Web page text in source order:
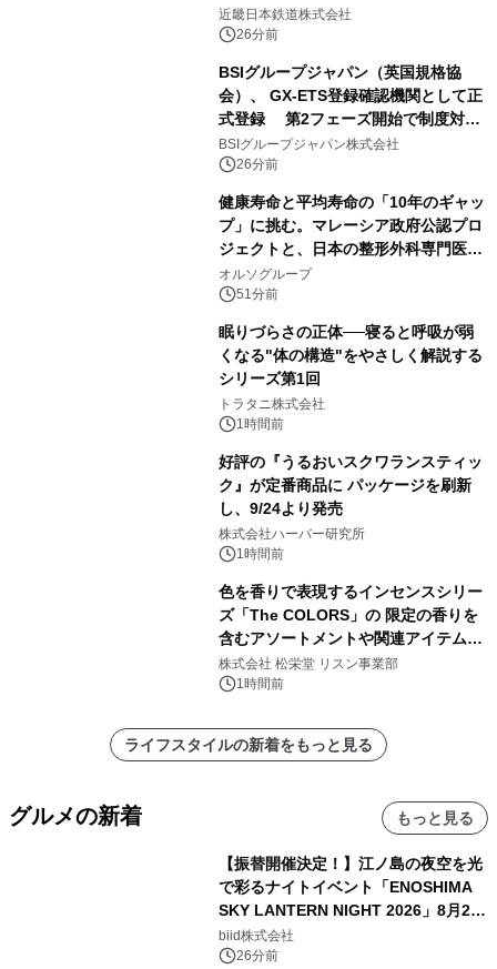
近畿日本鉄道株式会社
26分前
BSIグループジャパン（英国規格協
会）、 GX-ETS登録確認機関として正
式登録 第2フェーズ開始で制度対応
が義務化、 企業の対応はどう変わるの
か？ 法的拘束力をもつGX-ETSの実
動画を公開中
BSIグループジャパン株式会社
26分前
健康寿命と平均寿命の「10年のギャッ
プ」に挑む。マレーシア政府公認プロ
ジェクトと、日本の整形外科専門医が
サステナブルな「エシカル・ツバメの
巣」の共同臨床検証を開始
オルソグループ
51分前
眠りづらさの正体──寝ると呼吸が弱
くなる"体の構造"をやさしく解説する
シリーズ第1回
トラタニ株式会社
1時間前
好評の『うるおいスクワランスティッ
ク』が定番商品に パッケージを刷新
し、9/24より発売
株式会社ハーバー研究所
1時間前
色を香りで表現するインセンスシリー
ズ「The COLORS」の 限定の香りを
含むアソートメントや関連アイテムを
8月6日発売
株式会社 松栄堂 リスン事業部
1時間前
ライフスタイルの新着をもっと見る
グルメの新着 もっと見る
【振替開催決定！】江ノ島の夜空を光
で彩るナイトイベント「ENOSHIMA
SKY LANTERN NIGHT 2026」8月22
日(土)振替開催＆受付スタート！
biid株式会社
26分前